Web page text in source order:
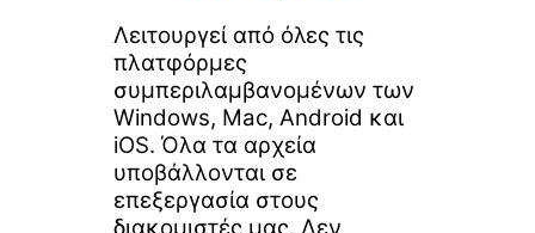
Λειτουργεί από όλες τις
πλατφόρμες
συμπεριλαμβανομένων των
Windows, Mac, Android και
iOS. Όλα τα αρχεία
υποβάλλονται σε
επεξεργασία στους